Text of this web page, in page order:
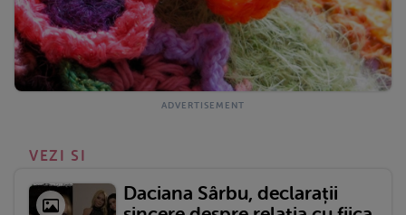
VEZI SI
Daciana Sârbu, declarații